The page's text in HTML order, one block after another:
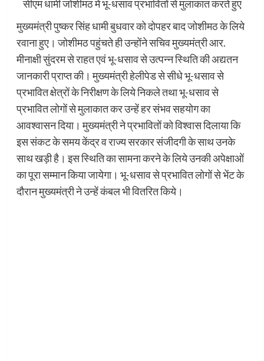
सीएम धामी जोशीमठ में भू-धसाव प्रभावितों से मुलाकात करते हुए
मुख्यमंत्री पुष्कर सिंह धामी बुधवार को दोपहर बाद जोशीमठ के लिये
रवाना हुए। जोशीमठ पहुंचते ही उन्होंने सचिव मुख्यमंत्री आर.
मीनाक्षी सुंदरम से राहत एवं भू-धसाव से उत्पन्न स्थिति की अद्यतन
जानकारी प्राप्त की। मुख्यमंत्री हेलीपेड से सीधे भू-धसाव से
प्रभावित क्षेत्रों के निरीक्षण के लिये निकले तथा भू-धसाव से
प्रभावित लोगों से मुलाकात कर उन्हें हर संभव सहयोग का
आवश्वासन दिया। मुख्यमंत्री ने प्रभावितों को विश्वास दिलाया कि
इस संकट के समय केंद्र व राज्य सरकार संजीदगी के साथ उनके
साथ खड़ी है। इस स्थिति का सामना करने के लिये उनकी अपेक्षाओं
का पूरा सम्मान किया जायेगा। भू-धसाव से प्रभावित लोगों से भेंट के
दौरान मुख्यमंत्री ने उन्हें कंबल भी वितरित किये।